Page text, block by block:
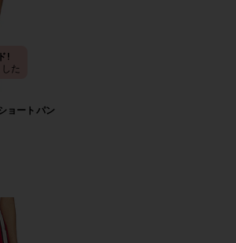
!
た
ョートパン
COMO LINEN ショートパンツ